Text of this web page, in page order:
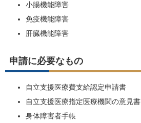
小腸機能障害
免疫機能障害
肝臓機能障害
申請に必要なもの
自立支援医療費支給認定申請書
自立支援医療指定医療機関の意見書
身体障害者手帳